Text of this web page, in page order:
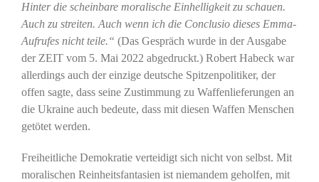
Hinter die scheinbare moralische Einhelligkeit zu schauen.
Auch zu streiten. Auch wenn ich die Conclusio dieses Emma-
Aufrufes nicht teile.“ (Das Gespräch wurde in der Ausgabe
der ZEIT vom 5. Mai 2022 abgedruckt.) Robert Habeck war
allerdings auch der einzige deutsche Spitzenpolitiker, der
offen sagte, dass seine Zustimmung zu Waffenlieferungen an
die Ukraine auch bedeute, dass mit diesen Waffen Menschen
getötet werden.
Freiheitliche Demokratie verteidigt sich nicht von selbst. Mit
moralischen Reinheitsfantasien ist niemandem geholfen, mit